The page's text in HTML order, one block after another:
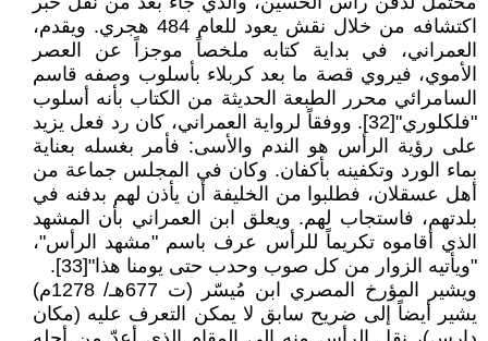
اكتشافه من خلال نقش يعود للعام 484 هجري. ويقدم،
العمراني، في بداية كتابه ملخصاً موجزاً عن العصر
الأموي، فيروي قصة ما بعد كربلاء بأسلوب وصفه قاسم
السامرائي محرر الطبعة الحديثة من الكتاب بأنه أسلوب
"فلكلوري"[32]. ووفقاً لرواية العمراني، كان رد فعل يزيد
على رؤية الرأس هو الندم والأسى: فأمر بغسله بعناية
بماء الورد وتكفينه بأكفان. وكان في المجلس جماعة من
أهل عسقلان، فطلبوا من الخليفة أن يأذن لهم بدفنه في
بلدتهم، فاستجاب لهم. ويعلق ابن العمراني بأن المشهد
الذي أقاموه تكريماً للرأس عرف باسم "مشهد الرأس"،
"ويأتيه الزوار من كل صوب وحدب حتى يومنا هذا"[33].
ويشير المؤرخ المصري ابن مُيسّر (ت 677هـ/ 1278م)
يشير أيضاً إلى ضريح سابق لا يمكن التعرف عليه (مكان